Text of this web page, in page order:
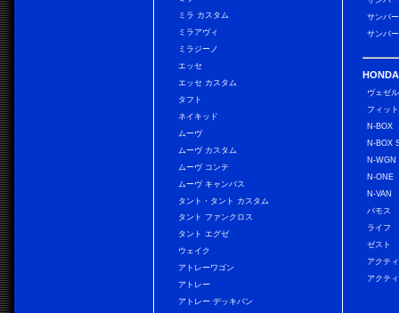
ミラ カスタム
ミラアヴィ
ミラジーノ
エッセ
エッセ カスタム
タフト
ネイキッド
ムーヴ
ムーヴ カスタム
ムーヴ コンテ
ムーヴ キャンバス
タント・タント カスタム
タント ファンクロス
タント エグゼ
ウェイク
アトレーワゴン
アトレー
アトレー デッキバン
サンバ
サンバ
HONDA
ヴェゼル
フィット
N-BOX
N-BOX
N-WGN
N-ONE
N-VAN
バモス
ライフ
ゼスト
アクテ
アクテ